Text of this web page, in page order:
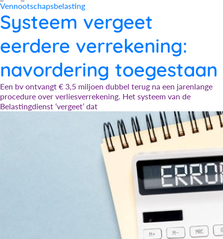
Vennootschapsbelasting
Systeem vergeet
eerdere verrekening:
navordering toegestaan
Een bv ontvangt € 3,5 miljoen dubbel terug na een jarenlange
procedure over verliesverrekening. Het systeem van de
Belastingdienst ‘vergeet’ dat